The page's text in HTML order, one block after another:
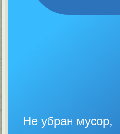
Не убран мусор,